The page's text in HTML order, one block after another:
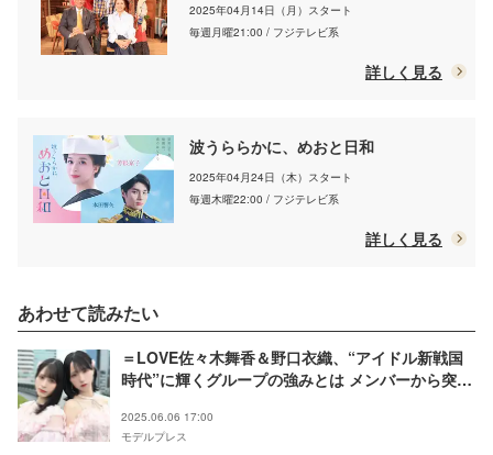
2025年04月14日（月）スタート
毎週月曜21:00 / フジテレビ系
詳しく見る
波うららかに、めおと日和
2025年04月24日（木）スタート
毎週木曜22:00 / フジテレビ系
詳しく見る
あわせて読みたい
＝LOVE佐々木舞香＆野口衣織、“アイドル新戦国
時代”に輝くグループの強みとは メンバーから突然
【インタビュー後編】
2025.06.06 17:00
モデルプレス